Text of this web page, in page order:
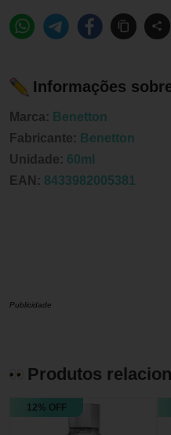
Informações
Marca: Benetton
Fabricante: Benetton
Unidade: 60ml
EAN: 8433982005381
Publicidade
Produtos
12% OFF